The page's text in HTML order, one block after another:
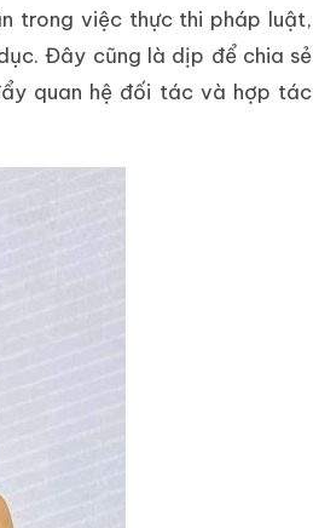
trong việc thực thi pháp luật,
Đây cũng là dịp để chia sẻ
quan hệ đối tác và hợp tác